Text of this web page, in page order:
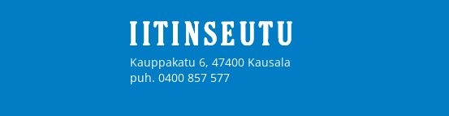
Kauppakatu 6, 47400 Kausala
puh. 0400 857 577